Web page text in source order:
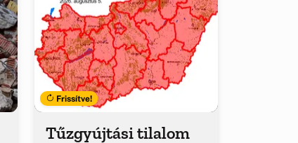
Frissítve!
Tűzgyújtási tilalom